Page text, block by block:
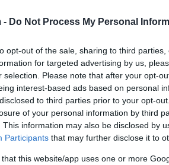
- Do Not Process My Personal
opt-out of the sale, sharing to third
for targeted advertising by us,
selection. Please note that after your opt-
interest-based ads based on personal
to third parties prior to your opt-
of your personal information by third
This information may also be disclosed by
Participants that may further disclose it to
that this website/app uses one or more